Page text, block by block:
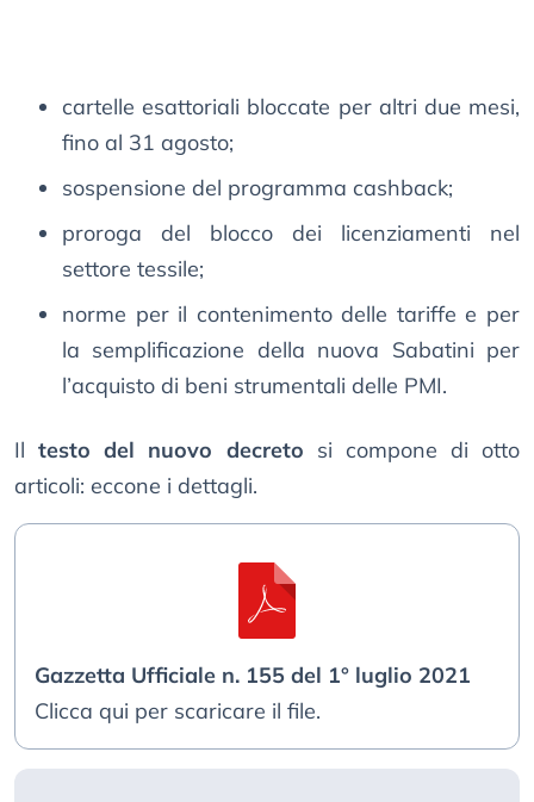
cartelle esattoriali bloccate per altri due mesi,
fino al 31 agosto;
sospensione del programma cashback;
proroga del blocco dei licenziamenti nel
settore tessile;
norme per il contenimento delle tariffe e per
la semplificazione della nuova Sabatini per
l’acquisto di beni strumentali delle PMI.
Iltesto del nuovo decreto si compone di otto
articoli: eccone i dettagli.
Gazzetta Ufficiale n. 155 del 1° luglio 2021
Clicca qui per scaricare il file.